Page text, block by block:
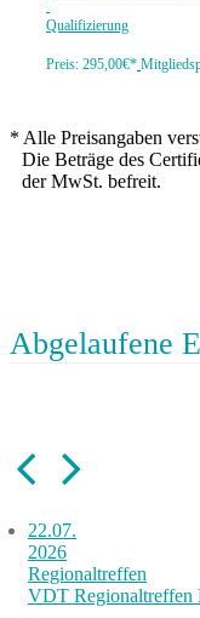
Qualifizierung
Preis: 295,00€*
* Alle Preisangaben
Die Beträge des
der MwSt. befreit.
Abgelaufene
22.07.
2026
Regionaltreffen
VDT Regionaltreffen